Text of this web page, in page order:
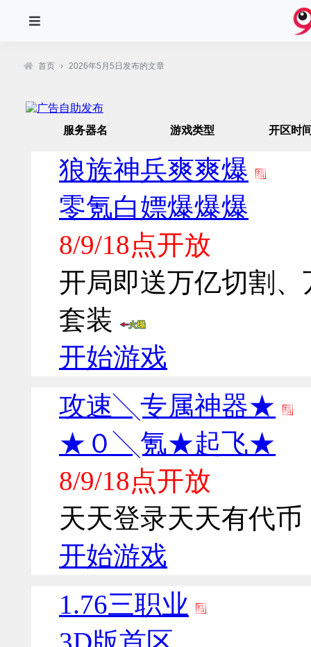
首页 › 2026年5月5日发布的文章